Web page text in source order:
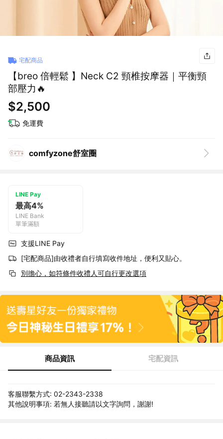
宅配商品
【breo 倍輕鬆 】Neck C2 頸椎按摩器｜平衡頸
部壓力🔥
$2,500
免運費
comfyzone舒室圈
LINE Pay
最高4%
LINE Bank
單筆滿額
支援LINE Pay
[宅配商品]由收禮者自行填寫收件地址，便利又貼心。
別擔心，如符條件收禮人可自行更改選項
商品資訊 宅配資訊
客服聯繫方式: 02-2343-2338
其他說明事項: 若無人接聽請以文字詢問，謝謝!